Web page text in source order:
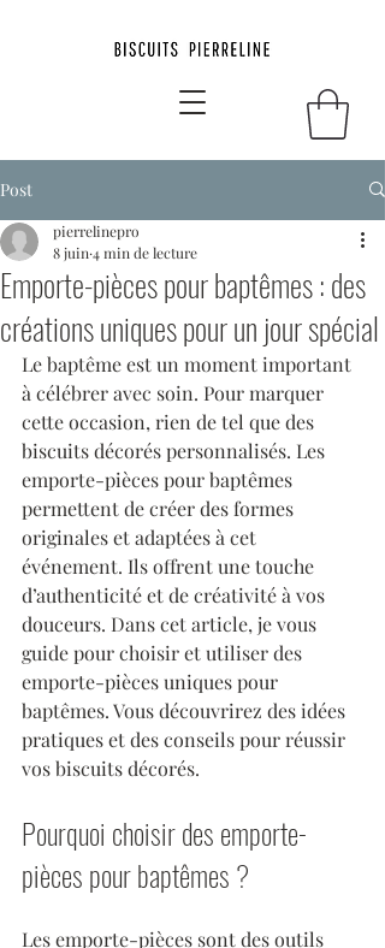
Post
Emporte-pièces pour baptêmes : des
créations uniques pour un jour spécial
pierrelinepro
8 juin 4 min de lecture
Le baptême est un moment important
à célébrer avec soin. Pour marquer
cette occasion, rien de tel que des
biscuits décorés personnalisés. Les
emporte-pièces pour baptêmes
permettent de créer des formes
originales et adaptées à cet
événement. Ils offrent une touche
d’authenticité et de créativité à vos
douceurs. Dans cet article, je vous
guide pour choisir et utiliser des
emporte-pièces uniques pour
baptêmes. Vous découvrirez des idées
pratiques et des conseils pour réussir
vos biscuits décorés.
Pourquoi choisir des emporte-
pièces pour baptêmes ?
Les emporte-pièces sont des outils